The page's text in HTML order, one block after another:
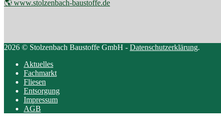
🌎 www.stolzenbach-baustoffe.de
2026 © Stolzenbach Baustoffe GmbH - Datenschutzerklärung.
Aktuelles
Fachmarkt
Fliesen
Entsorgung
Impressum
AGB